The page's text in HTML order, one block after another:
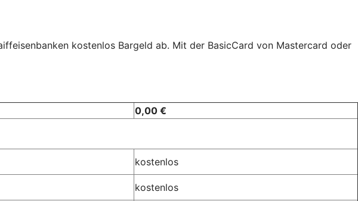
kostenlos Bargeld ab. Mit der BasicCard von Mastercard oder
0,00 €
kostenlos
kostenlos